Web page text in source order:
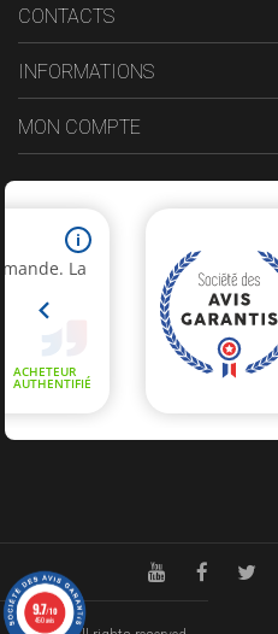
CONTACTS
INFORMATIONS
MON COMPTE
9.7/10
450 avis